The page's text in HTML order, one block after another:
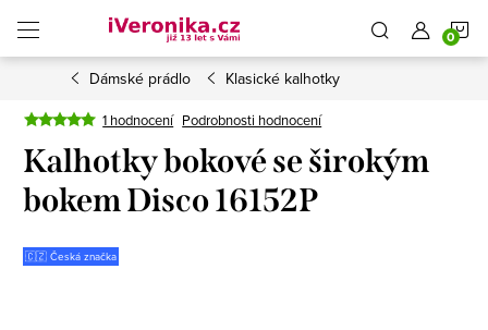
obsah
Dámské prádlo Klasické kalhotky
1 hodnocení Podrobnosti hodnocení
Kalhotky bokové se širokým
bokem Disco 16152P
🇨🇿 Česká značka